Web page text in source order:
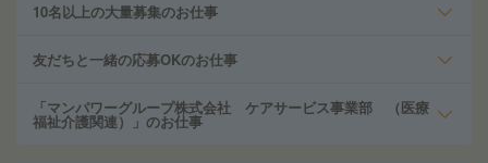
10名以上の大量募集のお仕事
友だちと一緒の応募OKのお仕事
「マンパワーグループ株式会社 ケアサービス事業部 （医療
福祉介護関連）」のお仕事